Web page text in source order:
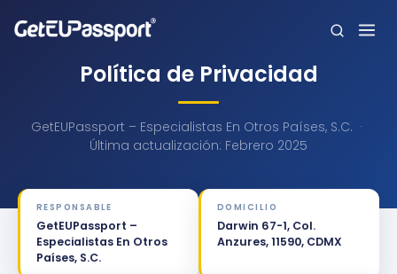
¿Quiénes somos?
Preguntas frecuentes
Blog
Política de Privacidad
GetEUPassport – Especialistas En Otros Países, S.C. ·
Última actualización: Febrero 2025
RESPONSABLE
GetEUPassport –
Especialistas En Otros
Países, S.C.
DOMICILIO
Darwin 67-1, Col.
Anzures, 11590, CDMX